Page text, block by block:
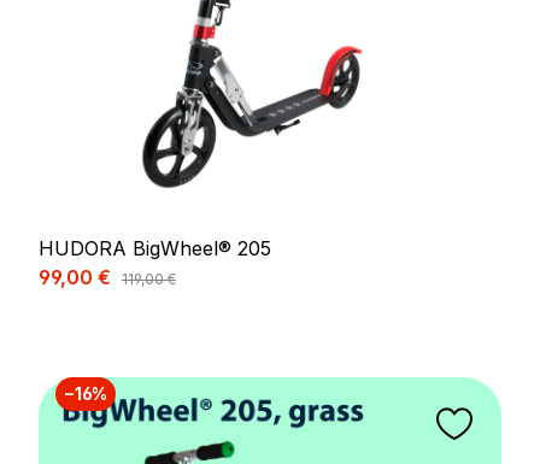
HUDORA BigWheel® 205
Prix de vente :
99,00 € Prix régulier :
119,00 €
−16%